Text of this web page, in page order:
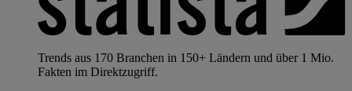
Trends aus 170 Branchen in 150+ Ländern und über 1 Mio.
Fakten im Direktzugriff.